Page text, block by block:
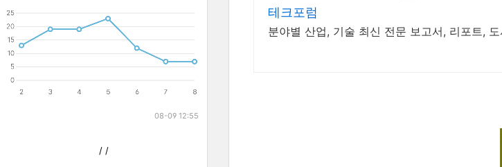
08-09 12:55
/ /
테크포럼
분야별 산업, 기술 최신 전문 보고서, 리포트,